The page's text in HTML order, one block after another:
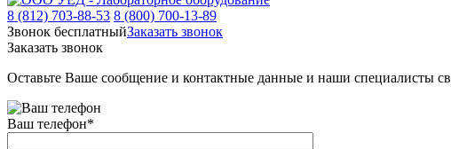
8 (812) 703-88-53 8 (800) 700-13-89
Звонок бесплатныйЗаказать звонок
Заказать звонок
Оставьте Ваше сообщение и контактные данные и наши специалисты
Ваш телефон*